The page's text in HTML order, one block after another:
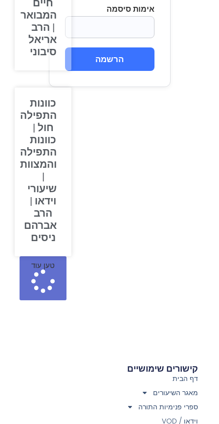
אימות סיסמה
הרשמה
חיים
המבואר
| הרב
אריאל
סיבוני
כוונות
התפילה
חול |
כוונות
התפילה
והמצוות
שיעורי
וידאו |
הרב
אברהם
ניסים
טען עוד
קישורים שימושיים
דף הבית
מאגר השיעורים
ספרי פנימיות התורה
וידאו / VOD